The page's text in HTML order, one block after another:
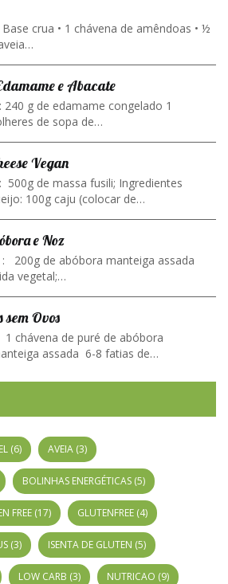
crua • 1 chávena de amêndoas • ½
e Abacate
240 g de edamame congelado 1
de sopa de…
Vegan
500g de massa fusili; Ingredientes
100g caju (colocar de…
e Noz
: 200g de abóbora manteiga assada
vegetal;…
Ovos
chávena de puré de abóbora
assada 6-8 fatias de…
(6) AVEIA (3)
BOLINHAS ENERGÉTICAS (5)
FREE (17) GLUTENFREE (4)
(3) ISENTA DE GLUTEN (5)
LOW CARB (3) NUTRICAO (9)